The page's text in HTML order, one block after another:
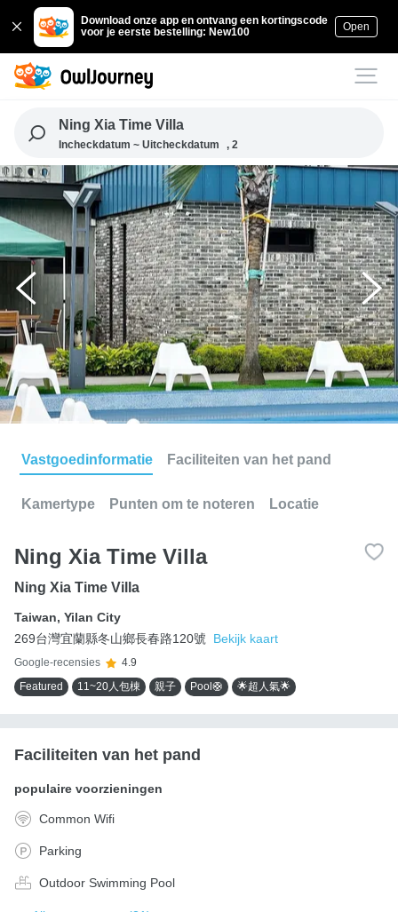
Download onze app en ontvang een kortingscode
voor je eerste bestelling: New100
Open
Ning Xia Time Villa
Incheckdatum ~ Uitcheckdatum , 2
Vastgoedinformatie Faciliteiten van het pand
Kamertype Punten om te noteren Locatie
Ning Xia Time Villa
Ning Xia Time Villa
Taiwan, Yilan City
269台灣宜蘭縣冬山鄉長春路120號
Bekijk kaart
Google-recensies
4.9
Featured
11~20人包棟 親子 Pool🛟 🌟超人氣🌟
Faciliteiten van het pand
populaire voorzieningen
Common Wifi
Parking
Outdoor Swimming Pool